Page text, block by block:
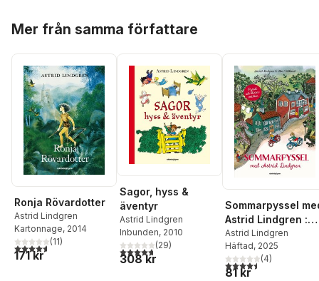
Mer från samma författare
Ronja Rövardotter
Astrid Lindgren
Kartonnage, 2014
4,6utav 5 stjärnor. Totalt antal röster:
(11)
171 kr
Sagor, hyss &
äventyr
Astrid Lindgren
Inbunden, 2010
4,7utav 5 stjärnor. Totalt antal röster:
(29)
308 kr
Sommarpyssel
Astrid Lindgren :
med klistermärken
Astrid Lindgren
Häftad, 2025
4,5utav 5 stjärnor.
(4)
81 kr